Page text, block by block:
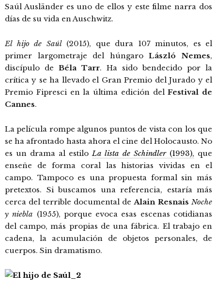
Saúl Ausländer es uno de ellos y este filme narra dos
días de su vida en Auschwitz.
El hijo de Saúl(2015), que dura 107 minutos, es el
primer largometraje del húngaroLászló Nemes,
discípulo de Béla Tarr. Ha sido bendecido por la
crítica y se ha llevado el Gran Premio del Jurado y el
Premio Fipresci en la última edición delFestival de
Cannes.
La película rompe algunos puntos de vista con los que
se ha afrontado hasta ahora el cine del Holocausto. No
es un drama al estiloLa lista de Schindler(1993), que
enseñe de forma coral las historias vividas en el
campo. Tampoco es una propuesta formal sin más
pretextos. Si buscamos una referencia, estaría más
cerca del terrible documental deAlain Resnais Noche
y niebla (1955), porque evoca esas escenas cotidianas
del campo, más propias de una fábrica. El trabajo en
cadena, la acumulación de objetos personales, de
cuerpos. Sin dramatismo.